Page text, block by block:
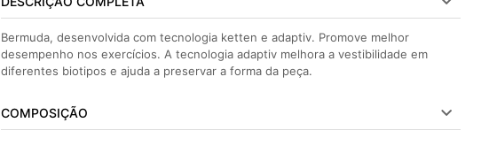
Bermuda, desenvolvida com tecnologia ketten e adaptiv. Promove melhor
desempenho nos exercícios. A tecnologia adaptiv melhora a vestibilidade em
diferentes biotipos e ajuda a preservar a forma da peça.
COMPOSIÇÃO